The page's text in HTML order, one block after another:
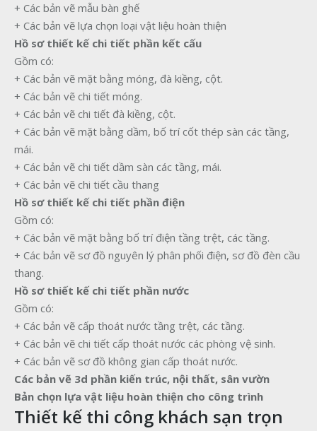
+ Các bản vẽ mẫu bàn ghế
+ Các bản vẽ lựa chọn loại vật liệu hoàn thiện
Hồ sơ thiết kế chi tiết phần kết cấu
Gồm có:
+ Các bản vẽ mặt bằng móng, đà kiềng, cột.
+ Các bản vẽ chi tiết móng.
+ Các bản vẽ chi tiết đà kiềng, cột.
+ Các bản vẽ mặt bằng dầm, bố trí cốt thép sàn các tầng,
mái.
+ Các bản vẽ chi tiết dầm sàn các tầng, mái.
+ Các bản vẽ chi tiết cầu thang
Hồ sơ thiết kế chi tiết phần điện
Gồm có:
+ Các bản vẽ mặt bằng bố trí điện tầng trệt, các tầng.
+ Các bản vẽ sơ đồ nguyên lý phân phối điện, sơ đồ đèn cầu
thang.
Hồ sơ thiết kế chi tiết phần nước
Gồm có:
+ Các bản vẽ cấp thoát nước tầng trệt, các tầng.
+ Các bản vẽ chi tiết cấp thoát nước các phòng vệ sinh.
+ Các bản vẽ sơ đồ không gian cấp thoát nước.
Các bản vẽ 3d phần kiến trúc, nội thất, sân vườn
Bản chọn lựa vật liệu hoàn thiện cho công trình
Thiết kế thi công khách sạn trọn